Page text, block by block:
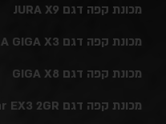
מכונת קפה דגם JURA X9
מכונת קפה דגם JURA GIGA X3
מכונת קפה דגם GIGA X8
מכונת קפה דגם Exspobar EX3 2GR